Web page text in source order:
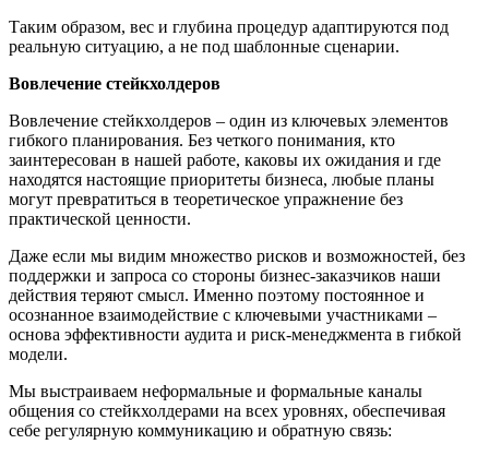
Таким образом, вес и глубина процедур адаптируются под
реальную ситуацию, а не под шаблонные сценарии.
Вовлечение стейкхолдеров
Вовлечение стейкхолдеров – один из ключевых элементов
гибкого планирования. Без четкого понимания, кто
заинтересован в нашей работе, каковы их ожидания и где
находятся настоящие приоритеты бизнеса, любые планы
могут превратиться в теоретическое упражнение без
практической ценности.
Даже если мы видим множество рисков и возможностей, без
поддержки и запроса со стороны бизнес-заказчиков наши
действия теряют смысл. Именно поэтому постоянное и
осознанное взаимодействие с ключевыми участниками –
основа эффективности аудита и риск-менеджмента в гибкой
модели.
Мы выстраиваем неформальные и формальные каналы
общения со стейкхолдерами на всех уровнях, обеспечивая
себе регулярную коммуникацию и обратную связь: